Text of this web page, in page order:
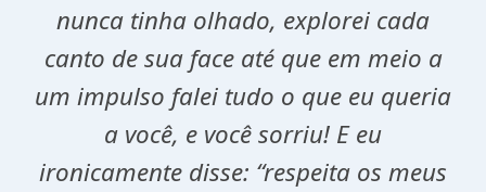
nunca tinha olhado, explorei cada
canto de sua face até que em meio a
um impulso falei tudo o que eu queria
a você, e você sorriu! E eu
ironicamente disse: “respeita os meus